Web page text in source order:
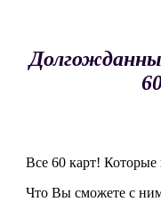
Все 60 карт! Которые
Что Вы сможете с